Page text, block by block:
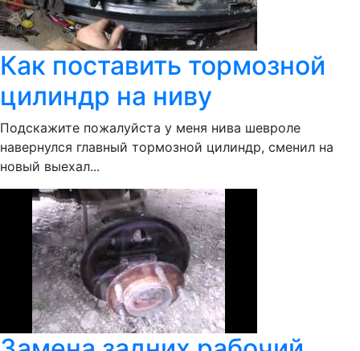
Как поставить тормозной
цилиндр на ниву
Подскажите пожалуйста у меня нива шевроле
навернулся главный тормозной цилиндр, сменил на
новый выехал...